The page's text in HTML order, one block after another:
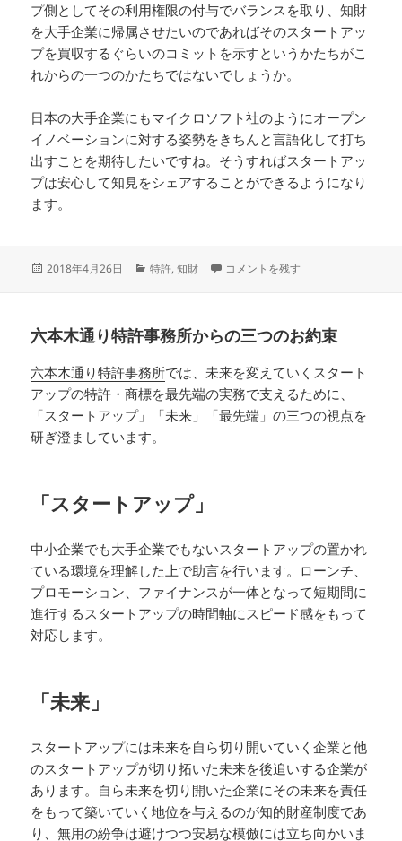
プ側としてその利用権限の付与でバランスを取り、知財
を大手企業に帰属させたいのであればそのスタートアッ
プを買収するぐらいのコミットを示すというかたちがこ
れからの一つのかたちではないでしょうか。
日本の大手企業にもマイクロソフト社のようにオープン
イノベーションに対する姿勢をきちんと言語化して打ち
出すことを期待したいですね。そうすればスタートアッ
プは安心して知見をシェアすることができるようになり
ます。
投
2018年4月26日
カ
ー
特許,知財 オープンイノベーションのこれから
コメントを残す
六本木通り特許事務所からの三つのお約束
六本木通り特許事務所では、未来を変えていくスタート
アップの特許・商標を最先端の実務で支えるために、
「スタートアップ」「未来」「最先端」の三つの視点を
研ぎ澄ましています。
「スタートアップ」
中小企業でも大手企業でもないスタートアップの置かれ
ている環境を理解した上で助言を行います。ローンチ、
プロモーション、ファイナンスが一体となって短期間に
進行するスタートアップの時間軸にスピード感をもって
対応します。
「未来」
スタートアップには未来を自ら切り開いていく企業と他
のスタートアップが切り拓いた未来を後追いする企業が
あります。自ら未来を切り開いた企業にその未来を責任
をもって築いていく地位を与えるのが知的財産制度であ
り、無用の紛争は避けつつ安易な模倣には立ち向かいま